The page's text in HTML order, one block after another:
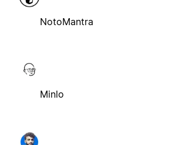
NotoMantra
Minlo